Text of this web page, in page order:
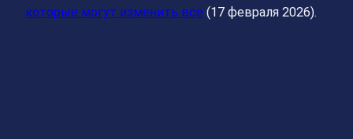
которые могут изменить всё (17 февраля 2026).